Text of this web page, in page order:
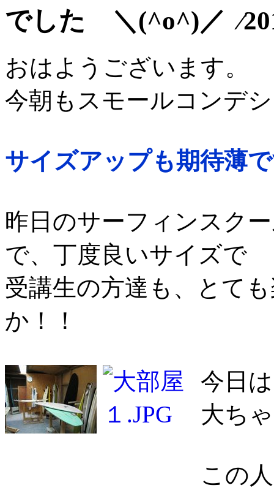
でした ＼(^o^)／
おはようございます。
今朝もスモールコンデ
サイズアップも期待薄
昨日のサーフィンスク
で、丁度良いサイズで
受講生の方達も、とて
か！！
今日
大ち
この